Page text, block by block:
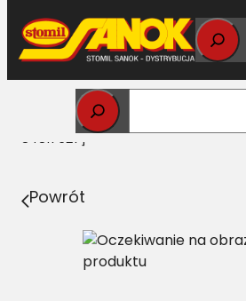
Przejdź
do
treści
Strona główna>
szerokoprofilowy NH 89502654 [CA
84817627]
Powrót